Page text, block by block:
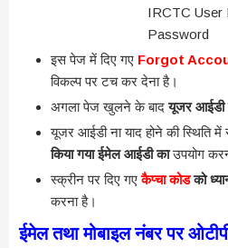
इस पेज में दिए गए Forgot
विकल्प पर टच कर देना है।
अगला पेज खुलने के बादयूजर आईडी
यूजर आईडी ना याद होने की स्थिति
किया गया ईमेल आईडी काउपयोग
स्क्रीन पर दिए गएकैप्चा कोडको
करना है।
ईमेल तथा मोबाइल नंबर पर